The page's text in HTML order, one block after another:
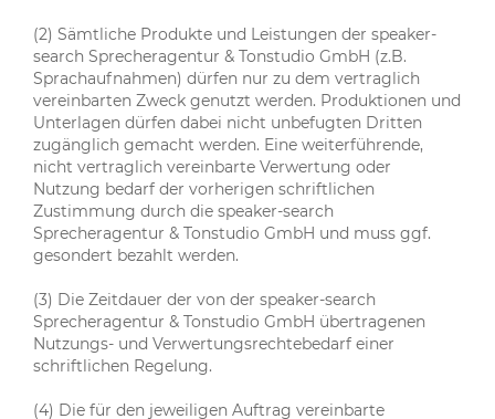
(2) Sämtliche Produkte und Leistungen der speaker-
search Sprecheragentur & Tonstudio GmbH (z.B.
Sprachaufnahmen) dürfen nur zu dem vertraglich
vereinbarten Zweck genutzt werden. Produktionen und
Unterlagen dürfen dabei nicht unbefugten Dritten
zugänglich gemacht werden. Eine weiterführende,
nicht vertraglich vereinbarte Verwertung oder
Nutzung bedarf der vorherigen schriftlichen
Zustimmung durch die speaker-search
Sprecheragentur & Tonstudio GmbH und muss ggf.
gesondert bezahlt werden.
(3) Die Zeitdauer der von der speaker-search
Sprecheragentur & Tonstudio GmbH übertragenen
Nutzungs- und Verwertungsrechtebedarf einer
schriftlichen Regelung.
(4) Die für den jeweiligen Auftrag vereinbarte